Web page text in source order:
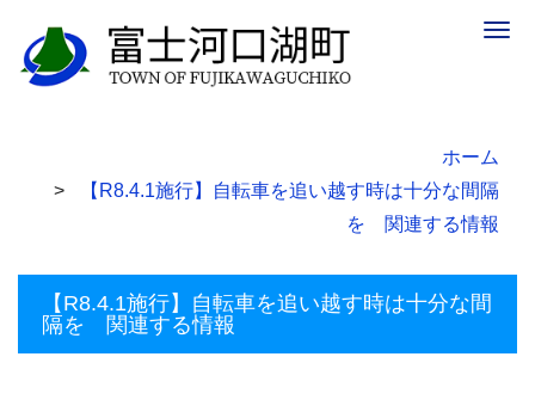
ホーム
【R8.4.1施行】自転車を追い越す時は十分な間隔
を 関連する情報
【R8.4.1施行】自転車を追い越す時は十分な間
隔を 関連する情報